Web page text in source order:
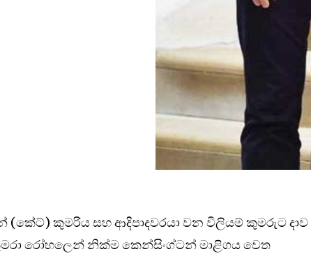
(කේට්) කුමරිය සහ ආදිපාදවරයා වන විලියම් කුමරුට දාව
රෝහලෙන් නික්ම කෙන්සිංග්ටන් මාළිගය වෙත